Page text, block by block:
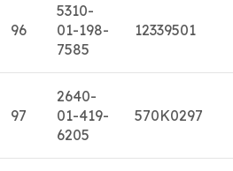
96
5310-
01-198-
7585
12339501
97
2640-
01-419-
6205
570K0297